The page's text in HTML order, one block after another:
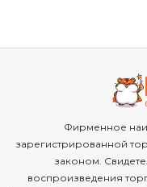
Фирменное
зарегистрированной
законом.
воспроизведения